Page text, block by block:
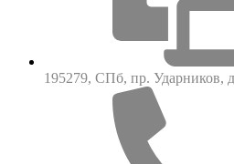
195279, СПб, пр. Ударников,